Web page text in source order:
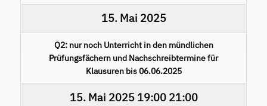
15. Mai 2025
Q2: nur noch Unterricht in den mündlichen
Prüfungsfächern und Nachschreibtermine für
Klausuren bis 06.06.2025
15. Mai 202519:00 21:00